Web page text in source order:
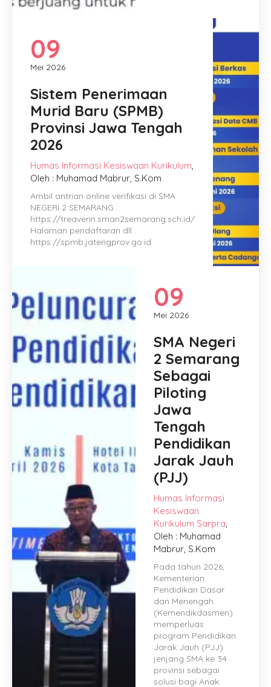
09
Mei 2026
Sistem Penerimaan
Murid Baru (SPMB)
Provinsi Jawa Tengah
2026
Humas Informasi Kesiswaan Kurikulum,
Oleh : Muhamad Mabrur, S.Kom
Ambil antrian online verifikasi di SMA
NEGERI 2 SEMARANG :
https://treaverin.sman2semarang.sch.id/
Halaman pendaftaran dll :
https://spmb.jatengprov.go.id
09
Mei 2026
SMA Negeri
2 Semarang
Sebagai
Piloting
Jawa
Tengah
Pendidikan
Jarak Jauh
(PJJ)
Humas Informasi
Kesiswaan
Kurikulum Sarpra,
Oleh : Muhamad
Mabrur, S.Kom
Pada tahun 2026,
Kementerian
Pendidikan Dasar
dan Menengah
(Kemendikdasmen)
memperluas
program Pendidikan
Jarak Jauh (PJJ)
jenjang SMA ke 34
provinsi sebagai
solusi bagi Anak